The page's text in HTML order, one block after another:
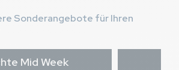
Sonderangebote für Ihren
Mid Week